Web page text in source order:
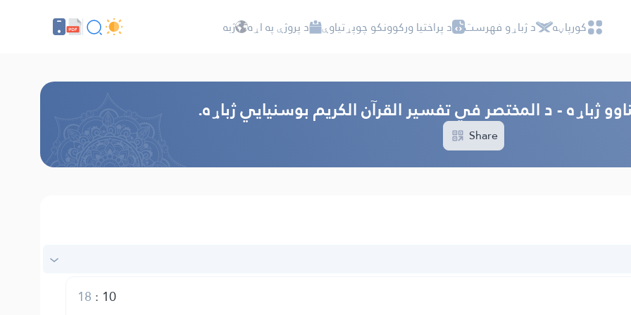
کور‌پاڼه د ژباړو فهرست د پراختیا ورکوونکو چوپړتیاوې د پروژې په اړه ژبه
ژباړه - د المختصر في تفسیر القرآن الکریم بوسنیایي ژباړه.
Share
10
:
18